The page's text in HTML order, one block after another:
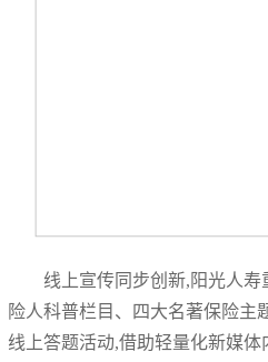
线上宣传同步创新,阳光人
险人科普栏目、四大名著保险主
线上答题活动,借助轻量化新媒体